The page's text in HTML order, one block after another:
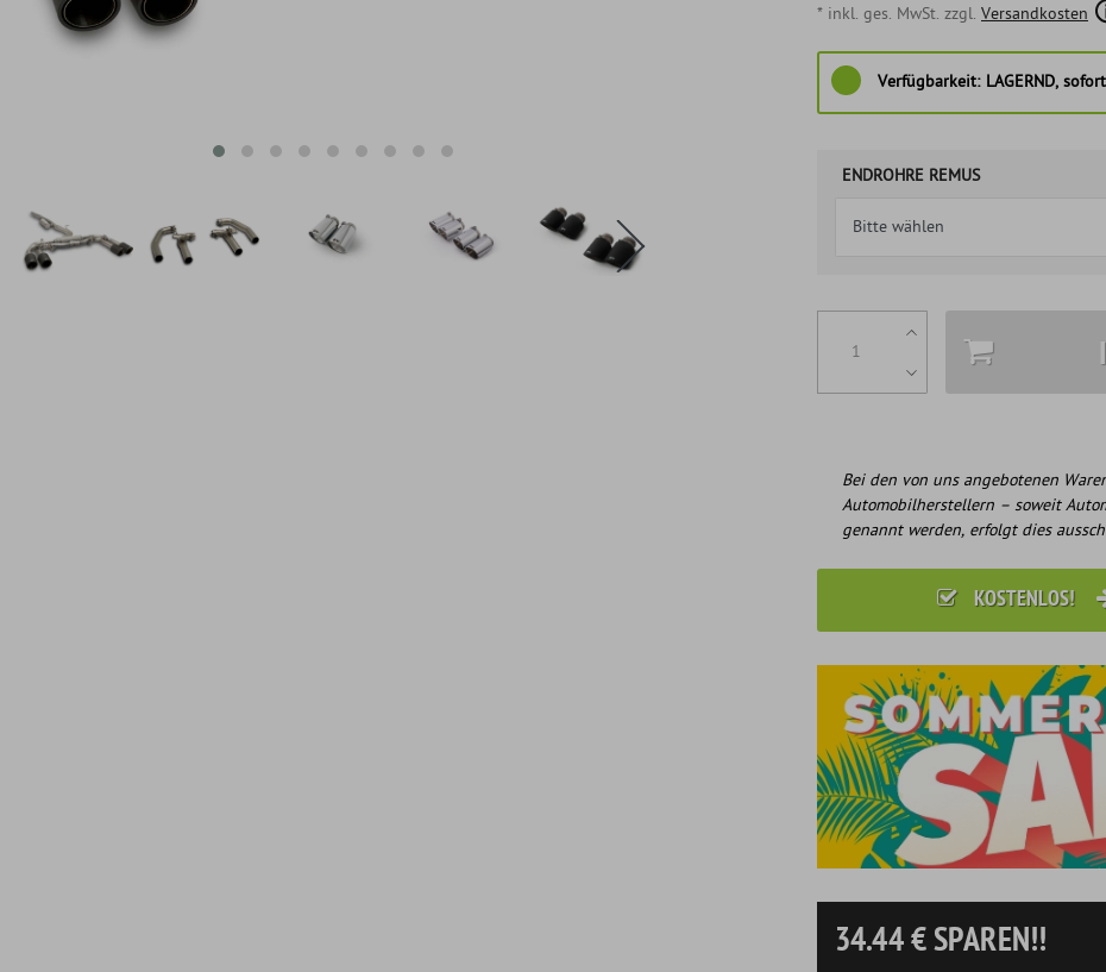
* inkl. ges. MwSt. zzgl. Versandkosten
Verfügbarkeit: LAGERND,
ENDROHRE REMUS
Bei den von uns angebotenen
Automobilherstellern – soweit
genannt werden, erfolgt dies
KOSTENLOS!
34.44€ SPAREN!!